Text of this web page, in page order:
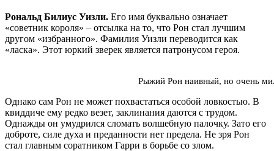
Рональд Билиус Уизли. Его имя буквально означает
«советник короля» ‒ отсылка на то, что Рон стал лучшим
другом «избранного». Фамилия Уизли переводится как
«ласка». Этот юркий зверек является патронусом героя.
Рыжий Рон наивный, но очень
Однако сам Рон не может похвастаться особой ловкостью. В
квиддиче ему редко везет, заклинания даются с трудом.
Однажды он умудрился сломать волшебную палочку. Зато его
доброте, силе духа и преданности нет предела. Не зря Рон
стал главным соратником Гарри в борьбе со злом.